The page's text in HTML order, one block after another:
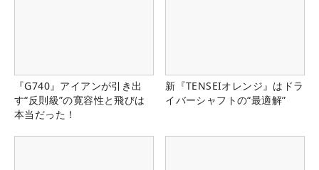
『G740』アイアンが引き出
す“反則級”の寛容性と飛びは
本当だった！
新『TENSEIオレンジ』はドラ
イバーシャフトの“最適解”